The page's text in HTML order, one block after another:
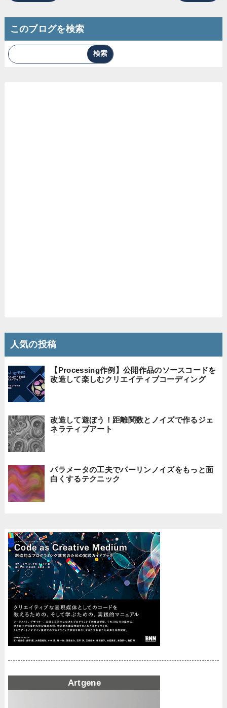
このブログを検索
人気の投稿
【Processing作例】公開作品のソースコードを
改造して楽しむクリエイティブコーディング
改造して遊ぼう！距離関数とノイズで作るジェ
ネラティブアート
パラメータの工夫でパーリンノイズをもっと面
白くするテクニック
Artgene